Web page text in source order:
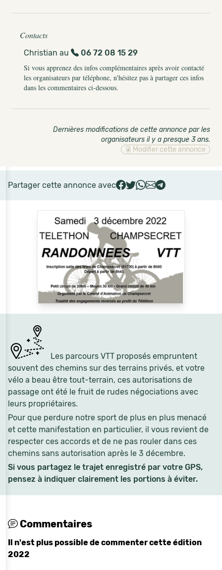
Les parcours VTT proposés empruntent
souvent des chemins sur des terrains privés, et votre
vélo a beau être tout-terrain, ces autorisations de
passage ont été le fruit de rudes négociations avec
leurs propriétaires.
Pour que perdure notre sport de plus en plus menacé
et cette manifestation en particulier, il vous revient de
respecter ces accords et de ne pas rouler dans ces
chemins sans autorisation après le 3 décembre.
Si vous partagez le trajet enregistré par votre GPS,
pensez à indiquer clairement les portions à éviter.
Contacts
Christian au
06 72 08 15 29
Si vous apprenez des infos complémentaires après avoir contacté
les organisateurs par téléphone, n'hésitez pas à partager ces infos
dans les commentaires ci-dessous.
Dernières modifications de cette annonce par les
organisateurs il y a presque 3 ans.
Modifier cette annonce
Partager cette annonce avec
Commentaires
Il n'est plus possible de commenter cette édition
2022